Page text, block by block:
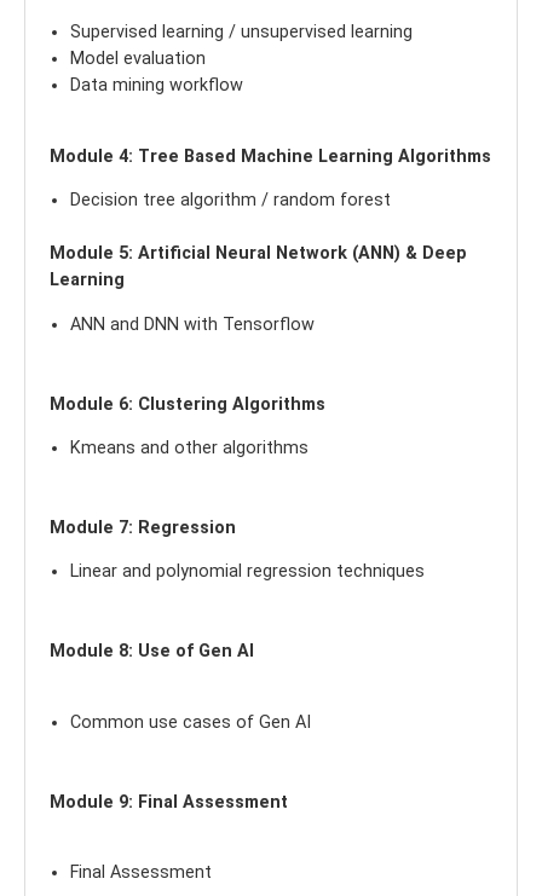
Supervised learning / unsupervised learning
Model evaluation
Data mining workflow
Module 4: Tree Based Machine Learning Algorithms
Decision tree algorithm / random forest
Module 5: Artificial Neural Network (ANN) & Deep
Learning
ANN and DNN with Tensorflow
Module 6: Clustering Algorithms
Kmeans and other algorithms
Module 7: Regression
Linear and polynomial regression techniques
Module 8: Use of Gen AI
Common use cases of Gen AI
Module 9: Final Assessment
Final Assessment